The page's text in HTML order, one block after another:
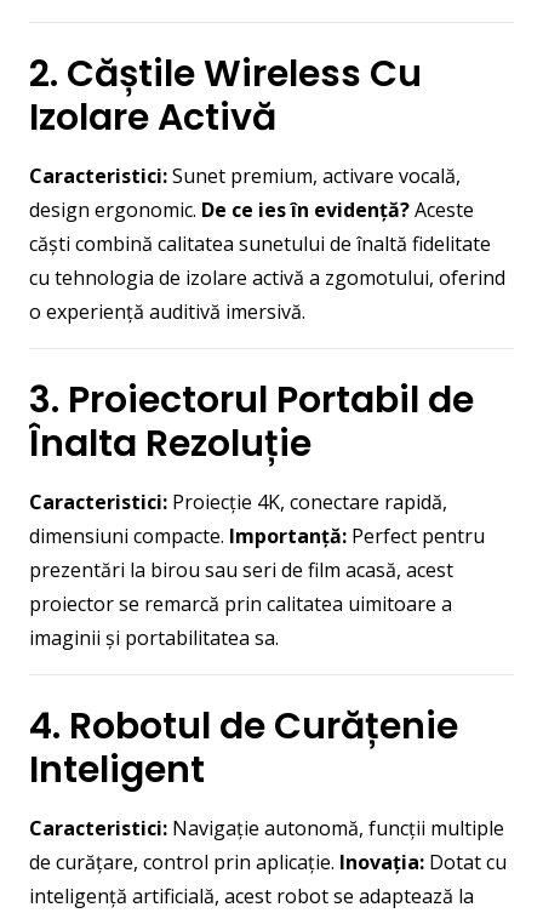
2. Căștile Wireless Cu
Izolare Activă
Caracteristici:Sunet premium, activare vocală,
design ergonomic. De ce ies în evidență?Aceste
căști combină calitatea sunetului de înaltă fidelitate
cu tehnologia de izolare activă a zgomotului, oferind
o experiență auditivă imersivă.
3. Proiectorul Portabil de
Înalta Rezoluție
Caracteristici: Proiecție 4K, conectare rapidă,
dimensiuni compacte. Importanță: Perfect pentru
prezentări la birou sau seri de film acasă, acest
proiector se remarcă prin calitatea uimitoare a
imaginii și portabilitatea sa.
4. Robotul de Curățenie
Inteligent
Caracteristici: Navigație autonomă, funcții multiple
de curățare, control prin aplicație. Inovația: Dotat cu
inteligență artificială, acest robot se adaptează la